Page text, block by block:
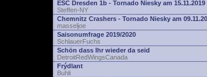
ESC Dresden 1b - Tornado Niesky am 15.11.2019
Steffen-NY
Chemnitz Crashers - Tornado Niesky am
masseljoe
Saisonumfrage 2019/2020
SchlauerFuchs
Schön dass Ihr wieder da seid
DetroitRedWingsCanada
Frýdlant
Buhli